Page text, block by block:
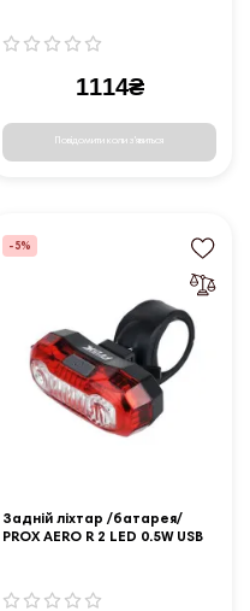
1114₴
Повідомити коли з'явиться
-5%
Задній ліхтар /батарея/
PROX AERO R 2 LED 0.5W USB